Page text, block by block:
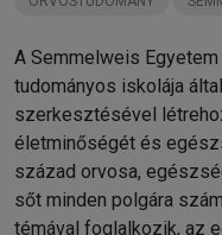
chevron_right 3.3. Életkor és
chevron_right
4. fejezet. Pozitív,
életmód és
chevron_right 5. fejezet.
6. fejezet. Krónikus
chevron_right
7. fejezet. Melléklet:
A Semmelweis
tudományos iskolája
szerkesztésével
életminőségét és
század orvosa,
sőt minden polgára
témával foglalkozik, az